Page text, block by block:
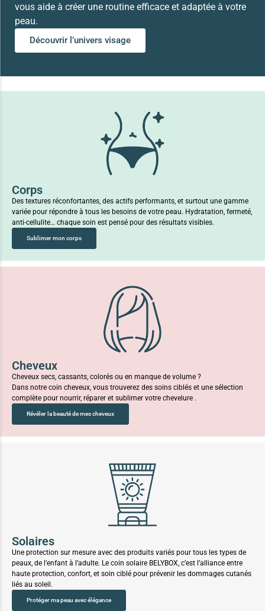
vous aide à créer une routine efficace et adaptée à votre
peau.
Découvrir l’univers visage
Corps
Des textures réconfortantes, des actifs performants, et surtout une gamme
variée pour répondre à tous les besoins de votre peau. Hydratation, fermeté,
anti-cellulite… chaque soin est pensé pour des résultats visibles.
Sublimer mon corps
Cheveux
Cheveux secs, cassants, colorés ou en manque de volume ?
Dans notre coin cheveux, vous trouverez des soins ciblés et une sélection
complète pour nourrir, réparer et sublimer votre chevelure .
Révéler la beauté de mes cheveux
Solaires
Une protection sur mesure avec des produits variés pour tous les types de
peaux, de l’enfant à l’adulte. Le coin solaire BELYBOX, c’est l’alliance entre
haute protection, confort, et soin ciblé pour prévenir les dommages cutanés
liés au soleil.
Protéger ma peau avec élégance